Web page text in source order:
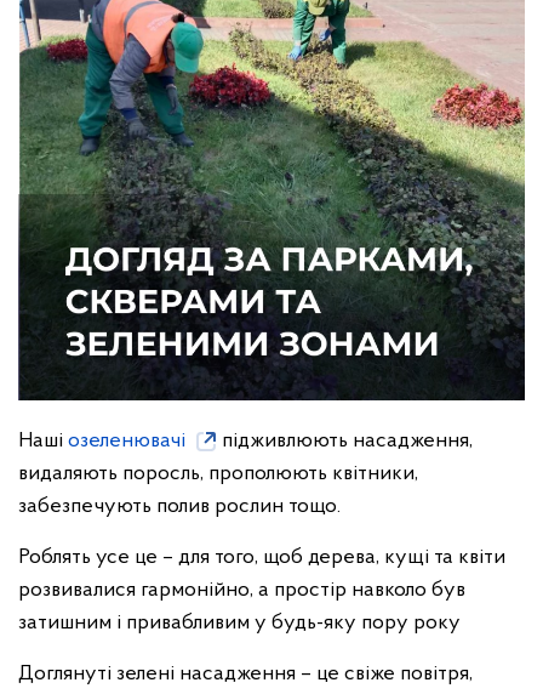
Наші озеленювачі
підживлюють насадження,
видаляють поросль, прополюють квітники,
забезпечують полив рослин тощо.
Роблять усе це – для того, щоб дерева, кущі та квіти
розвивалися гармонійно, а простір навколо був
затишним і привабливим у будь-яку пору року
Доглянуті зелені насадження – це свіже повітря,